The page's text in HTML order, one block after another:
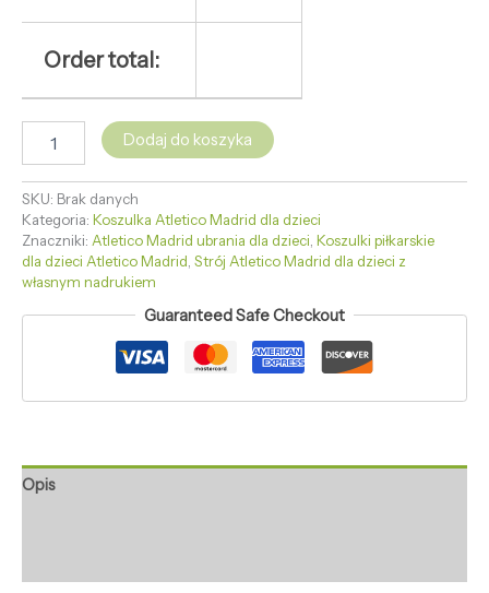
Order total:
Dodaj do koszyka
SKU: Brak danych
Kategoria: Koszulka Atletico Madrid dla dzieci
Znaczniki: Atletico Madrid ubrania dla dzieci, Koszulki piłkarskie
dla dzieci Atletico Madrid, Strój Atletico Madrid dla dzieci z
własnym nadrukiem
Guaranteed Safe Checkout
Opis